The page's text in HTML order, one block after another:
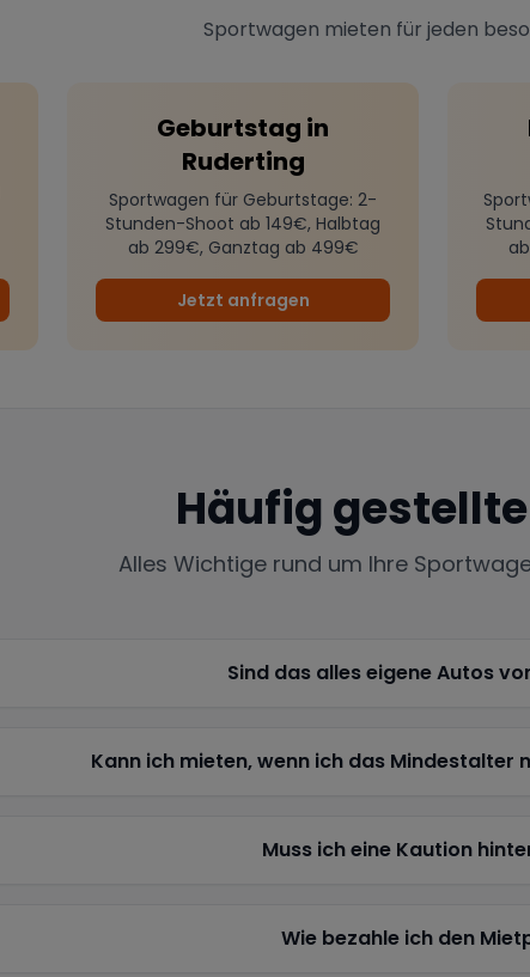
Sportwagen mieten für jeden
Geburtstag in
Ruderting
Sportwagen für Geburtstage: 2-
Stunden-Shoot ab 149€, Halbtag
ab 299€, Ganztag ab 499€
Jetzt anfragen
Häufig
Alles Wichtige rund um Ihre
Sind das alles eigene Autos
Kann ich mieten, wenn ich das Mindestalter
Muss ich eine Kaution
Wie bezahle ich den